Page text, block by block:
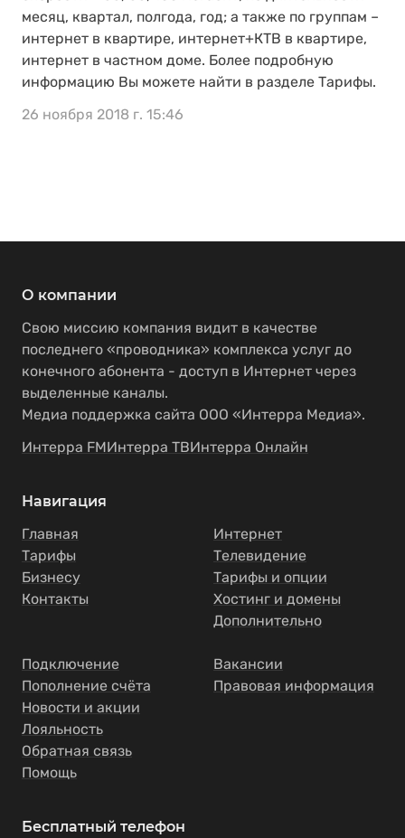
месяц, квартал, полгода, год; а также по группам –
интернет в квартире, интернет+КТВ в квартире,
интернет в частном доме. Более подробную
информацию Вы можете найти в разделе Тарифы.
26 ноября 2018 г. 15:46
О компании
Свою миссию компания видит в качестве
последнего «проводника» комплекса услуг до
конечного абонента - доступ в Интернет через
выделенные каналы.
Медиа поддержка сайта ООО «Интерра Медиа».
Интерра FMИнтерра ТВИнтерра Онлайн
Навигация
Главная
Тарифы
Бизнесу
Контакты
Интернет
Телевидение
Тарифы и опции
Хостинг и домены
Дополнительно
Подключение
Пополнение счёта
Новости и акции
Лояльность
Обратная связь
Помощь
Вакансии
Правовая информация
Бесплатный телефон